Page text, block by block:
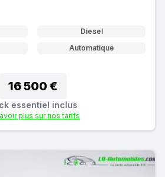
Diesel
Automatique
16 500 €
essentiel inclus
plus sur nos tarifs